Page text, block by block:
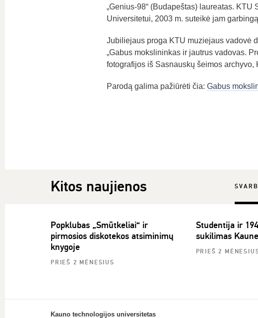
„Genius-98“ (Budapeštas) laureatas.
Universitetui, 2003 m. suteikė jam
Jubiliejaus proga KTU muziejaus vadovė
„Gabus mokslininkas ir jautrus vadovas.
fotografijos iš Sasnauskų šeimos
Parodą galima pažiūrėti čia: Gabus
Kitos naujienos
Popklubas „Smūtkeliai“ ir
pirmosios diskotekos atsiminimų
knygoje
PRIEŠ 2 MĖNESIUS
Studentija ir
sukilimas Kaune
PRIEŠ 2
Kauno technologijos universitetas